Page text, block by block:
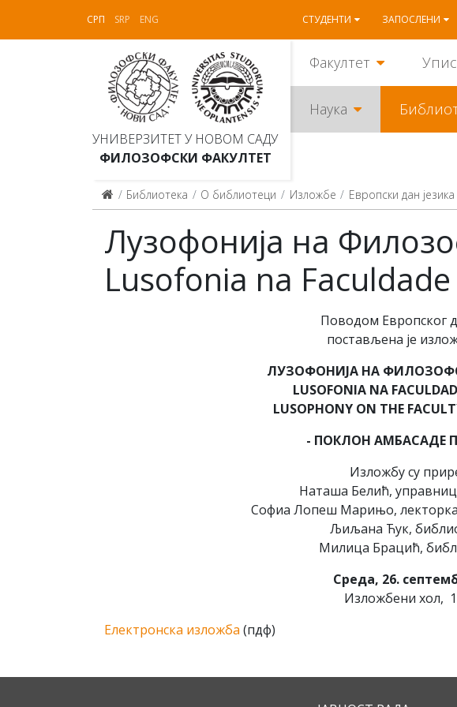
СРП SRP ENG СТУДЕНТИ ЗАПОСЛЕНИ
УНИВЕРЗИТЕТ У НОВОМ САДУ
ФИЛОЗОФСКИ ФАКУЛТЕТ
Факултет Упис
Наука
Библиотека О библиотеци Изложбе Европски дан језика
Лузофонија на
Lusofonia na
Поводом Европског
постављена је
ЛУЗОФОНИЈА НА
LUSOFONIA NA
LUSOPHONY ON THE
- ПОКЛОН АМБАСАДЕ
Изложбу су
Наташа Белић,
Софиа Лопеш Марињо, лекторка
Љиљана Ћук,
Милица Брацић,
Среда, 26.
Изложбени хол,
Електронска изложба (пдф)